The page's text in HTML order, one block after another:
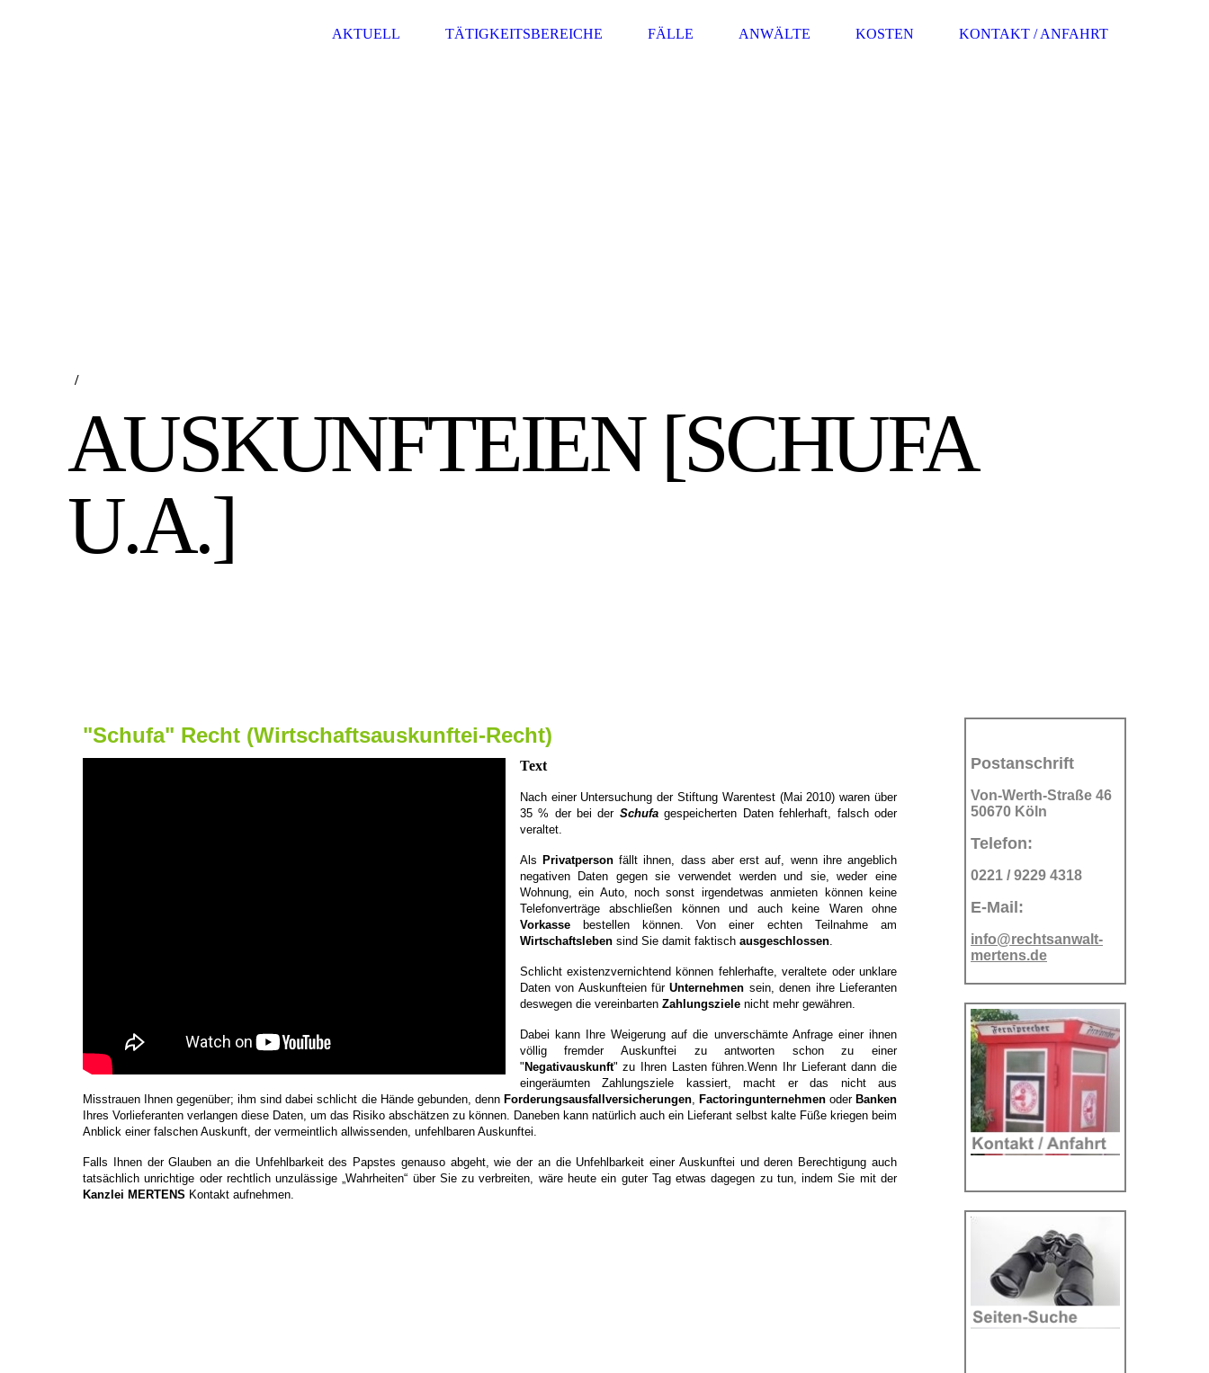
AKTUELL TÄTIGKEITSBEREICHE FÄLLE ANWÄLTE KOSTEN KONTAKT / ANFAHRT
/
AUSKUNFTEIEN [SCHUFA
U.A.]
"Schufa" Recht (Wirtschaftsauskunftei-Recht)
Text
Nach einer Untersuchung der Stiftung Warentest (Mai 2010) waren über
35 % der bei der Schufagespeicherten Daten fehlerhaft, falsch oder
veraltet.
Als Privatpersonfällt ihnen, dass aber erst auf, wenn ihre angeblich
negativen Daten gegen sie verwendet werden und sie, weder eine
Wohnung, ein Auto, noch sonst irgendetwas anmieten können keine
Telefonverträge abschließen können und auch keine Waren ohne
Vorkasse
bestellen können. Von einer echten Teilnahme am
Wirtschaftsleben sind Sie damit faktisch ausgeschlossen.
Schlicht existenzvernichtend können fehlerhafte, veraltete oder unklare
Daten von Auskunfteien fürUnternehmen sein, denen ihre Lieferanten
deswegen die vereinbarten Zahlungsziele nicht mehr gewähren.
Dabei kann Ihre Weigerung auf die unverschämte Anfrage einer ihnen
völlig fremder Auskunftei zu antworten schon zu einer
" Negativauskunft" zu Ihren Lasten führen.Wenn Ihr Lieferant dann die
eingeräumten Zahlungsziele kassiert, macht er das nicht aus
Misstrauen Ihnen gegenüber; ihm sind dabei schlicht die Hände gebunden, denn Forderungsausfallversicherungen, Factoringunternehmenoder Banken
Ihres Vorlieferanten verlangen diese Daten, um das Risiko abschätzen zu können. Daneben kann natürlich auch ein Lieferant selbst kalte Füße kriegen beim
Anblick einer falschen Auskunft, der vermeintlich allwissenden, unfehlbaren Auskunftei.
Falls Ihnen der Glauben an die Unfehlbarkeit des Papstes genauso abgeht, wie der an die Unfehlbarkeit einer Auskunftei und deren Berechtigung auch
tatsächlich unrichtige oder rechtlich unzulässige „Wahrheiten“ über Sie zu verbreiten, wäre heute ein guter Tag etwas dagegen zu tun, indem Sie mit der
Kanzlei MERTENS Kontakt aufnehmen.
Postanschrift
Von-Werth-Straße 46
50670 Köln
Telefon:
0221 / 9229 4318
E-Mail:
info@rechtsanwalt-
mertens.de